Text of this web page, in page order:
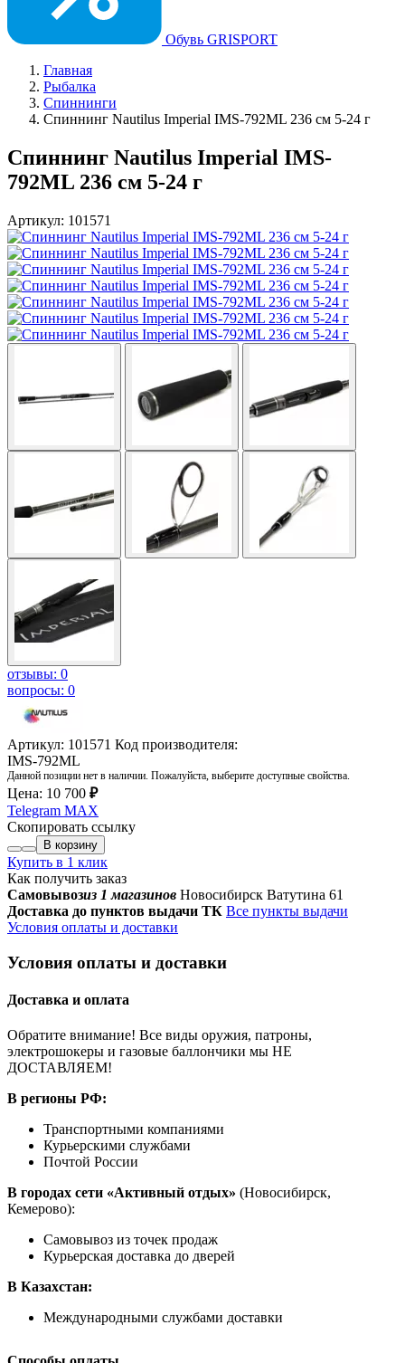
Обувь GRISPORT
Главная
Рыбалка
Спиннинги
Спиннинг Nautilus Imperial IMS-792ML 236 cм 5-24 г
Спиннинг Nautilus Imperial IMS-
792ML 236 cм 5-24 г
Артикул: 101571
отзывы: 0
вопросы: 0
Артикул: 101571 Код производителя:
IMS-792ML
Данной позиции нет в наличии. Пожалуйста, выберите доступные свойства.
Цена: 10 700 ₽
Telegram MAX
Скопировать ссылку
В корзину
Купить в 1 клик
Как получить заказ
Самовывозиз 1 магазинов Новосибирск Ватутина 61
Доставка до пунктов выдачи ТК Все пункты выдачи
Условия оплаты и доставки
Условия оплаты и доставки
Доставка и оплата
Обратите внимание! Все виды оружия, патроны,
электрошокеры и газовые баллончики мы НЕ
ДОСТАВЛЯЕМ!
В регионы РФ:
Транспортными компаниями
Курьерскими службами
Почтой России
В городах сети «Активный отдых» (Новосибирск,
Кемерово):
Самовывоз из точек продаж
Курьерская доставка до дверей
В Казахстан:
Международными службами доставки